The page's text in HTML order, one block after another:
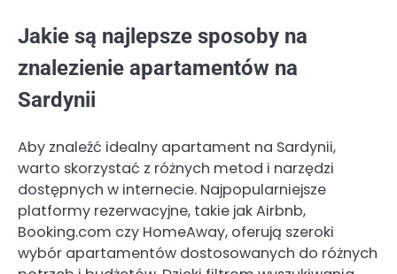
Jakie są najlepsze sposoby na
znalezienie apartamentów na
Sardynii
Aby znaleźć idealny apartament na Sardynii,
warto skorzystać z różnych metod i narzędzi
dostępnych w internecie. Najpopularniejsze
platformy rezerwacyjne, takie jak Airbnb,
Booking.com czy HomeAway, oferują szeroki
wybór apartamentów dostosowanych do różnych